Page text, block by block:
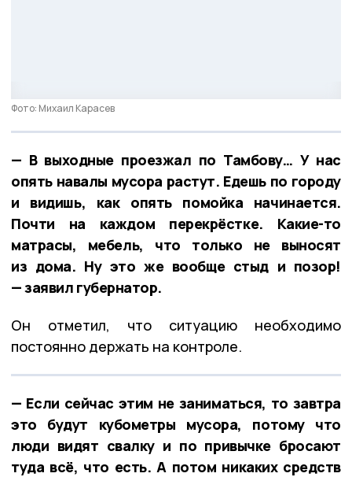
Фото: Михаил Карасев
— В выходные проезжал по Тамбову… У нас
опять навалы мусора растут. Едешь по городу
и видишь, как опять помойка начинается.
Почти на каждом перекрёстке. Какие-то
матрасы, мебель, что только не выносят
из дома. Ну это же вообще стыд и позор!
— заявил губернатор.
Он отметил, что ситуацию необходимо
постоянно держать на контроле.
— Если сейчас этим не заниматься, то завтра
это будут кубометры мусора, потому что
люди видят свалку и по привычке бросают
туда всё, что есть. А потом никаких средств